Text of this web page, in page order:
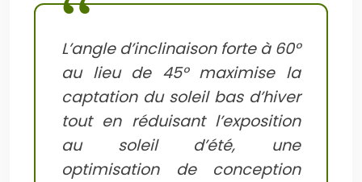
L’angle d’inclinaison forte à 60°
au lieu de 45° maximise la
captation du soleil bas d’hiver
tout en réduisant l’exposition
au soleil d’été, une
optimisation de conception